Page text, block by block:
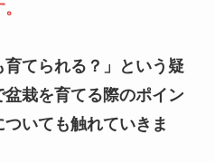
てられる？」という疑
栽を育てる際のポイン
ついても触れていきま